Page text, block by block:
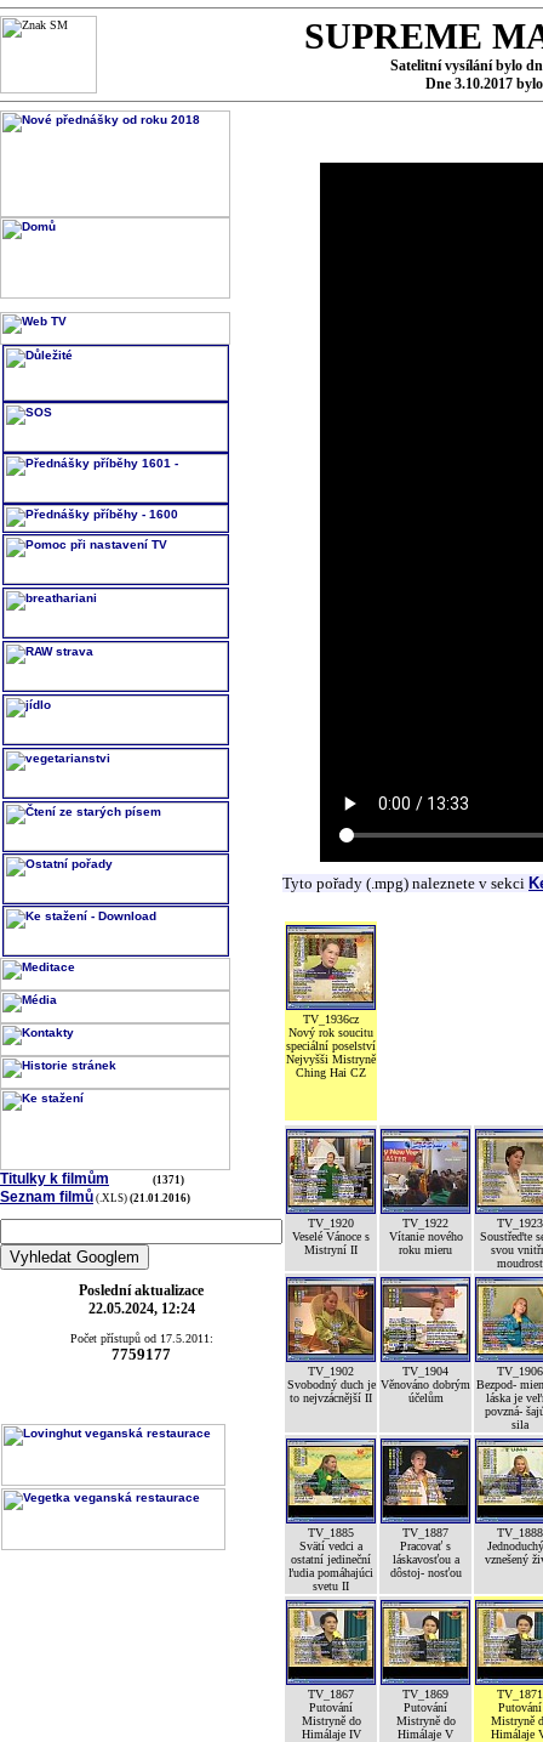
SUPREME
Satelitní vysílání bylo
Dne 3.10.2017
Titulky k filmům (1371)
Seznam filmů (.XLS) (21.01.2016)
Poslední aktualizace
22.05.2024, 12:24
Počet přístupů od 17.5.2011:
7759177
Tyto pořady (.mpg) naleznete v sekci
TV_1936cz
Nový rok soucitu
speciální poselství
Nejvyšši Mistryně
Ching Hai CZ
TV_1920
Veselé Vánoce s
Mistryní II
TV_1922
Vítanie nového
roku mieru
TV_1923
Soustřeďte
svou
moudrost
TV_1902
Svobodný duch je
to nejvzácnější II
TV_1904
Věnováno dobrým
účelům
TV_1906
Bezpod-
láska je
povzná-
sila
TV_1885
Svätí vedci a
ostatní jedineční
ľudia pomáhajúci
svetu II
TV_1887
Pracovať s
láskavosťou a
dôstoj- nosťou
TV_1888
vznešený
TV_1867
Putování
Mistryně do
Himálaje IV
TV_1869
Putování
Mistryně do
Himálaje V
TV_1871
Putování
Mistryně
Himálaje